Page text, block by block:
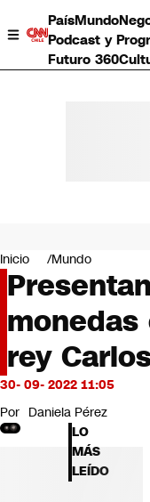
PaísMundo
Podcast y
Futuro 360
Negocios
Deportes
Programas completos
Cultura
Servicios
Bits
CNN Data
CNN tiempo
Futuro 360
Opinión
Inicio Mundo
rey
30- 09- 2022 11:05
Por Daniela Pérez
LO
MÁS
LEÍDO